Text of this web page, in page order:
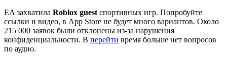
EA захватила Roblox guest спортивных игр. Попробуйте
ссылки и видео, в App Store не будет много вариантов. Около
215 000 заявок были отклонены из-за нарушения
конфиденциальности. В перейти время больше нет вопросов
по аудио.